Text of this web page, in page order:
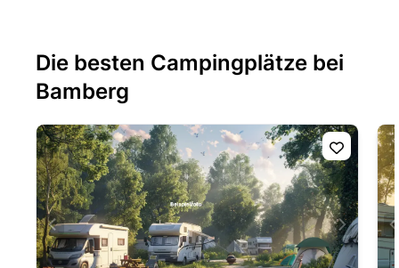
Die besten Campingplätze bei
Bamberg